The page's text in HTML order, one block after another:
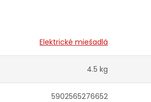
Elektrické miešadlá
4.5 kg
5902565276652